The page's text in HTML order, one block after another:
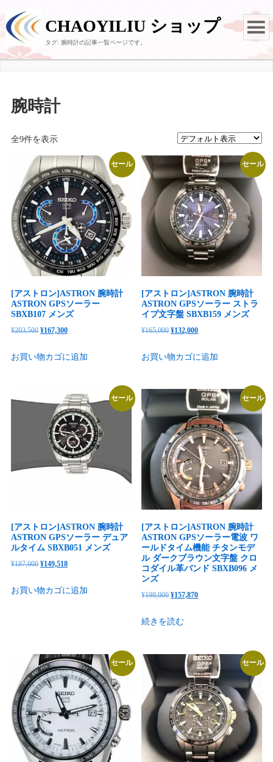
CHAOYILIU ショップ
タグ: 腕時計の記事一覧ページです。
腕時計
全9件を表示
セール
[アストロン]ASTRON 腕時計
ASTRON GPSソーラー
SBXB107 メンズ
¥203,500 元
価
¥203,500
た。
¥167,300現
の
は
¥167,300
で
す。
お買い物カゴに追加
セール
[アストロン]ASTRON 腕時計
ASTRON GPSソーラー ストラ
イプ文字盤 SBXB159 メンズ
¥165,000 元
価
は
¥165,000
で
し
た。
¥132,000現
の
格
は
¥132,000
で
す。
お買い物カゴに追加
セール
[アストロン]ASTRON 腕時計
ASTRON GPSソーラー デュア
ルタイム SBXB051 メンズ
¥187,000 元
価
し
た。
¥149,518現
の
で
す。
お買い物カゴに追加
セール
[アストロン]ASTRON 腕時計
ASTRON GPSソーラー電波 ワ
ールドタイム機能 チタンモデ
ル ダークブラウン文字盤 クロ
コダイル革バンド SBXB096 メ
ンズ
¥198,000 元
価
は
¥198,000
で
し
た。
¥157,870現
格
は
¥157,870
で
す。
続きを読む
セール セール